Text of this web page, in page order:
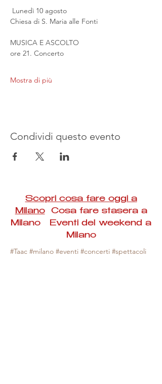
Lunedì 10 agosto
Chiesa di S. Maria alle Fonti
MUSICA E ASCOLTO
ore 21. Concerto
Mostra di più
Condividi questo evento
Scopri cosa fare oggi a
MilanoCosa fare stasera a
Milano Eventi del weekend a
Milano
#Taac #milano #eventi #concerti #spettacoli